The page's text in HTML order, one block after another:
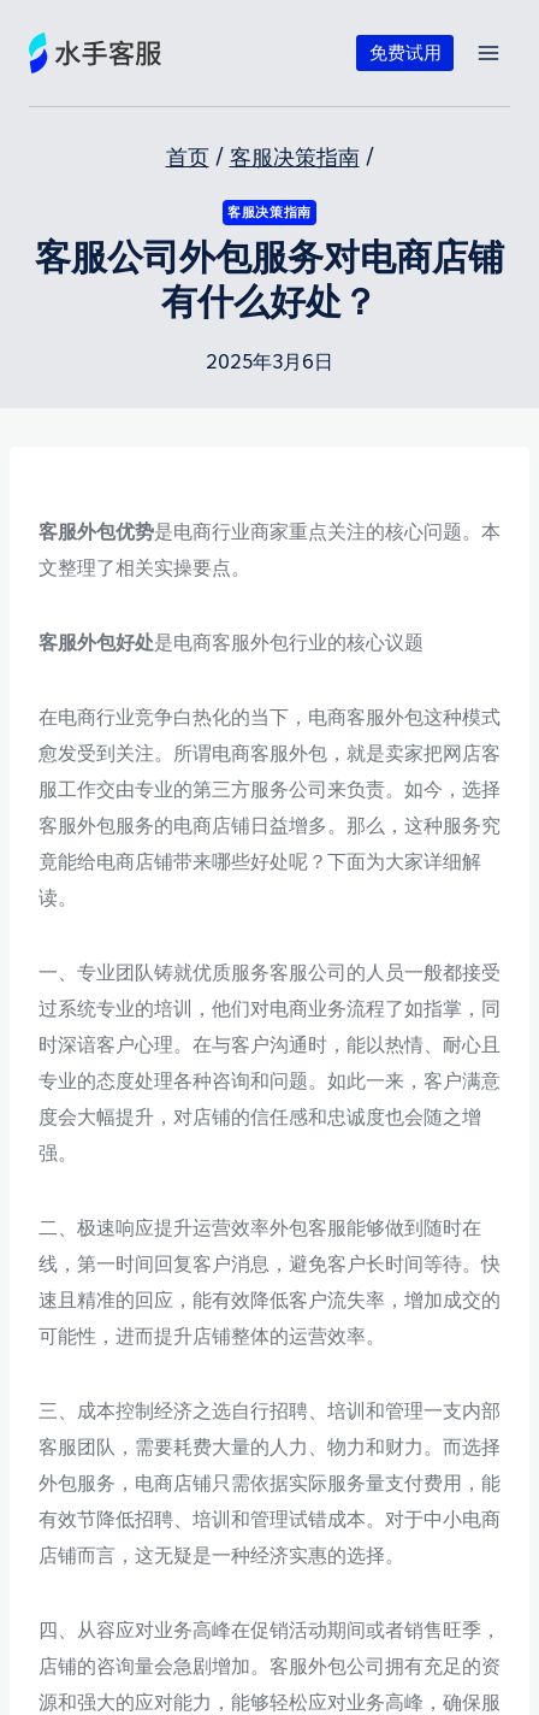
免费试用
首页 / 客服决策指南 /
客服决策指南
客服公司外包服务对电商店铺
有什么好处？
2025年3月6日
客服外包优势是电商行业商家重点关注的核心问题。本
文整理了相关实操要点。
客服外包好处是电商客服外包行业的核心议题
在电商行业竞争白热化的当下，电商客服外包这种模式
愈发受到关注。所谓电商客服外包，就是卖家把网店客
服工作交由专业的第三方服务公司来负责。如今，选择
客服外包服务的电商店铺日益增多。那么，这种服务究
竟能给电商店铺带来哪些好处呢？下面为大家详细解
读。
一、专业团队铸就优质服务客服公司的人员一般都接受
过系统专业的培训，他们对电商业务流程了如指掌，同
时深谙客户心理。在与客户沟通时，能以热情、耐心且
专业的态度处理各种咨询和问题。如此一来，客户满意
度会大幅提升，对店铺的信任感和忠诚度也会随之增
强。
二、极速响应提升运营效率外包客服能够做到随时在
线，第一时间回复客户消息，避免客户长时间等待。快
速且精准的回应，能有效降低客户流失率，增加成交的
可能性，进而提升店铺整体的运营效率。
三、成本控制经济之选自行招聘、培训和管理一支内部
客服团队，需要耗费大量的人力、物力和财力。而选择
外包服务，电商店铺只需依据实际服务量支付费用，能
有效节降低招聘、培训和管理试错成本。对于中小电商
店铺而言，这无疑是一种经济实惠的选择。
四、从容应对业务高峰在促销活动期间或者销售旺季，
店铺的咨询量会急剧增加。客服外包公司拥有充足的资
源和强大的应对能力，能够轻松应对业务高峰，确保服